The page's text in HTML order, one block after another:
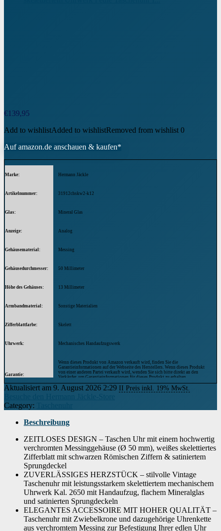
€139,95
Add to wishlistAdded to wishlistRemoved from wishlist 0
Auf amazon.de anschauen & kaufen*
Marke Hermann Jäckle
Artikelnummer 31912chskw2-k12
Glas Mineral Glas
Anzeige Analog
Gehäusematerial Messing
Gehäusedurchmesser 50 Millimeter
Höhe des Gehäuses 13 Millimeter
Armbandmaterial Sonstige Materialien
Zifferblattfarbe Skelett
Uhrwerk Mechanisches Handaufzugswerk
Garantie
Wenn dieses Produkt von Amazon verkauft wird, finden Sie die
Garantieinformationen auf der Webseite des Herstellers. Wenn dieses Produkt
von einer anderen Partei verkauft wird, wenden Sie sich bitte direkt an den
Verkäufer, um Garantieinformationen für dieses Produkt zu erhalten.
Möglicherweise finden Sie auch Garantieinformationen auf der Webseite des
Herstellers.
Aktualisiert am 9. August 2026 2:29 II Preis inkl. 19% MwSt.
Category:
Beschreibung
ZEITLOSES DESIGN – Taschen Uhr mit einem hochwertig
verchromten Messinggehäuse (Ø 50 mm), weißes skelettiertes
Zifferblatt mit schwarzen Römischen Ziffern & satiniertem
Sprungdeckel
ZUVERLÄSSIGES HERZSTÜCK – stilvolle Vintage
Taschenuhr mit leistungsstarkem skelettiertem mechanischem
Uhrwerk Kal. 2650 mit Handaufzug, flachem Mineralglas
und satinierten Sprungdeckeln
ELEGANTES ACCESSOIRE MIT HOHER QUALITÄT –
Taschenuhr mit Zwiebelkrone und dazugehörige Uhrenkette
aus verchromtem Messing zur Befestigung Ihrer edlen Uhr